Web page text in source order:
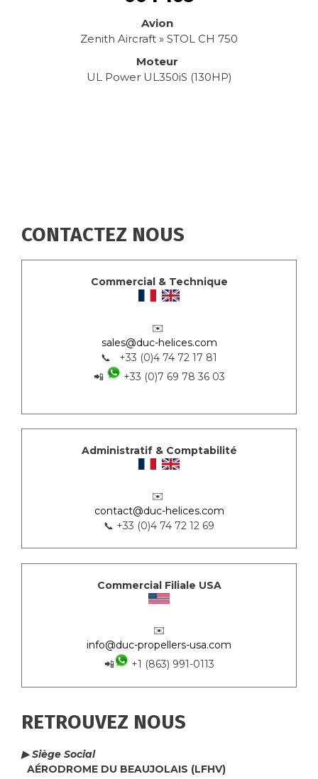
Avion
Zenith Aircraft » STOL CH 750
Moteur
UL Power UL350iS (130HP)
CONTACTEZ NOUS
Commercial & Technique
✉️
sales@duc-helices.com
📞 +33 (0)4 74 72 17 81
📲
+33 (0)7 69 78 36 03
Administratif & Comptabilité
✉️
contact@duc-helices.com
📞 +33 (0)4 74 72 12 69
Commercial Filiale USA
✉️
info@duc-propellers-usa.com
📲
+1 (863) 991-0113
RETROUVEZ NOUS
▶ Siège Social
AÉRODROME DU BEAUJOLAIS (LFHV)